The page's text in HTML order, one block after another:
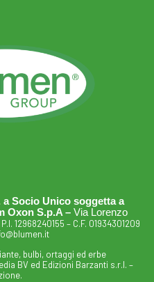
a Socio Unico soggetta a
Oxon S.p.A – Via Lorenzo
P.I. 12968240155 – C.F. 01934301209
bulbi, ortaggi ed erbe
BV ed Edizioni Barzanti s.r.l. –